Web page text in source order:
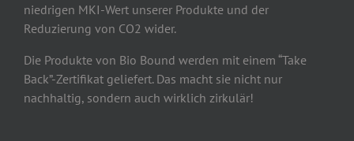
niedrigen MKI-Wert unserer Produkte und der
Reduzierung von CO2 wider.
Die Produkte von Bio Bound werden mit einem “Take
Back”-Zertifikat geliefert. Das macht sie nicht nur
nachhaltig, sondern auch wirklich zirkulär!